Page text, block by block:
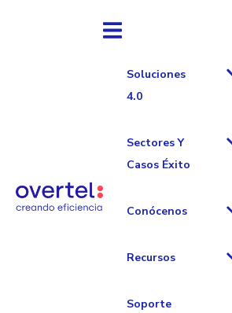
Soluciones
4.0
Sectores Y
Casos Éxito
Conócenos
Recursos
Soporte
Blog